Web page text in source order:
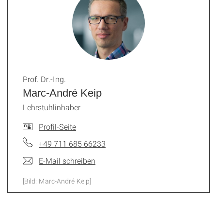
Marc-André Keip
Prof. Dr.-Ing.
Lehrstuhlinhaber
Profil-Seite
+49 711 685 66233
E-Mail schreiben
[Bild: Marc-André Keip]